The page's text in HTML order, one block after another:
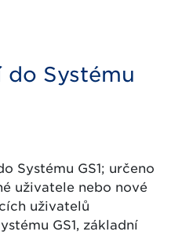
do Systému
Systému GS1; určeno
uživatele nebo nové
uživatelů
GS1, základní